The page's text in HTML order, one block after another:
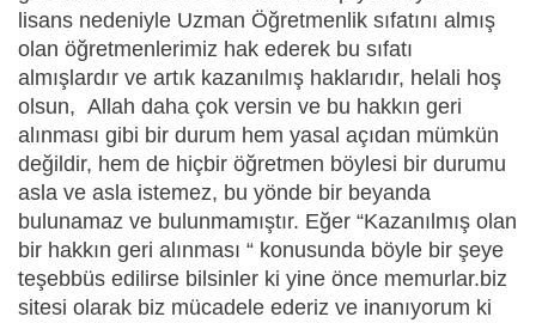
lisans nedeniyle Uzman Öğretmenlik sıfatını almış
olan öğretmenlerimiz hak ederek bu sıfatı
almışlardır ve artık kazanılmış haklarıdır, helali hoş
olsun, Allah daha çok versin ve bu hakkın geri
alınması gibi bir durum hem yasal açıdan mümkün
değildir, hem de hiçbir öğretmen böylesi bir durumu
asla ve asla istemez, bu yönde bir beyanda
bulunamaz ve bulunmamıştır. Eğer “Kazanılmış olan
bir hakkın geri alınması “ konusunda böyle bir şeye
teşebbüs edilirse bilsinler ki yine önce memurlar.biz
sitesi olarak biz mücadele ederiz ve inanıyorum ki